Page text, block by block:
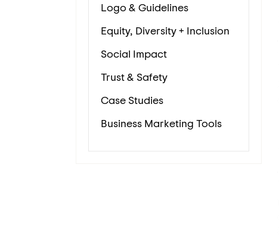
Logo & Guidelines
Equity, Diversity + Inclusion
Social Impact
Trust & Safety
Case Studies
Business Marketing Tools